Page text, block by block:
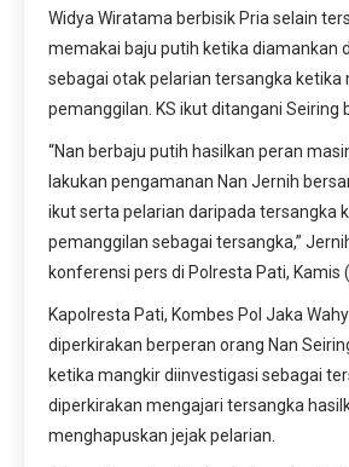
Widya Wiratama berbisik Pria selain
memakai baju putih ketika diamankan
sebagai otak pelarian tersangka ketika
pemanggilan. KS ikut ditangani Seiring
“Nan berbaju putih hasilkan peran
lakukan pengamanan Nan Jernih
ikut serta pelarian daripada tersangka
pemanggilan sebagai tersangka,”
konferensi pers di Polresta Pati, Kamis
Kapolresta Pati, Kombes Pol Jaka
diperkirakan berperan orang Nan
ketika mangkir diinvestigasi sebagai
diperkirakan mengajari tersangka
menghapuskan jejak pelarian.